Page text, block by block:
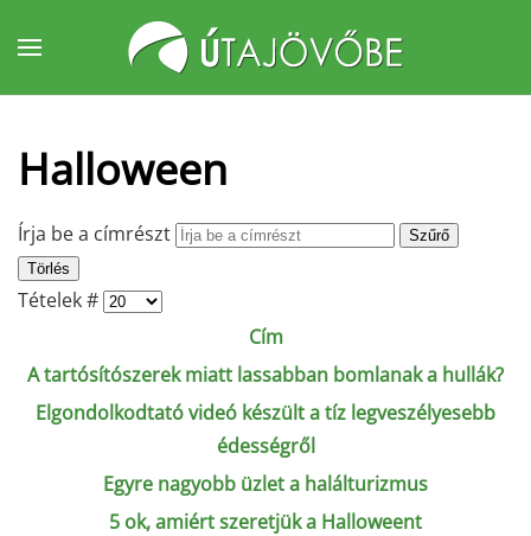
Fő tartalom átugrása
Halloween
Írja be a címrészt
Szűrő
Törlés
Tételek #
Cím
A tartósítószerek miatt lassabban bomlanak a hullák?
Elgondolkodtató videó készült a tíz legveszélyesebb
édességről
Egyre nagyobb üzlet a halálturizmus
5 ok, amiért szeretjük a Halloweent